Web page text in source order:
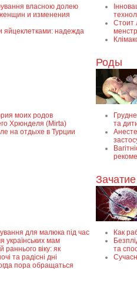
власною долею
и изменения
яйцеклетками: надежда
Стоит
моих родов
Хрюнделя (Mirta)
на отдыхе в Турции
Роды
та
для малюка під час
українських мам
раннього віку: як
та радісні дні
пора обращаться
Зачатие
Как
та